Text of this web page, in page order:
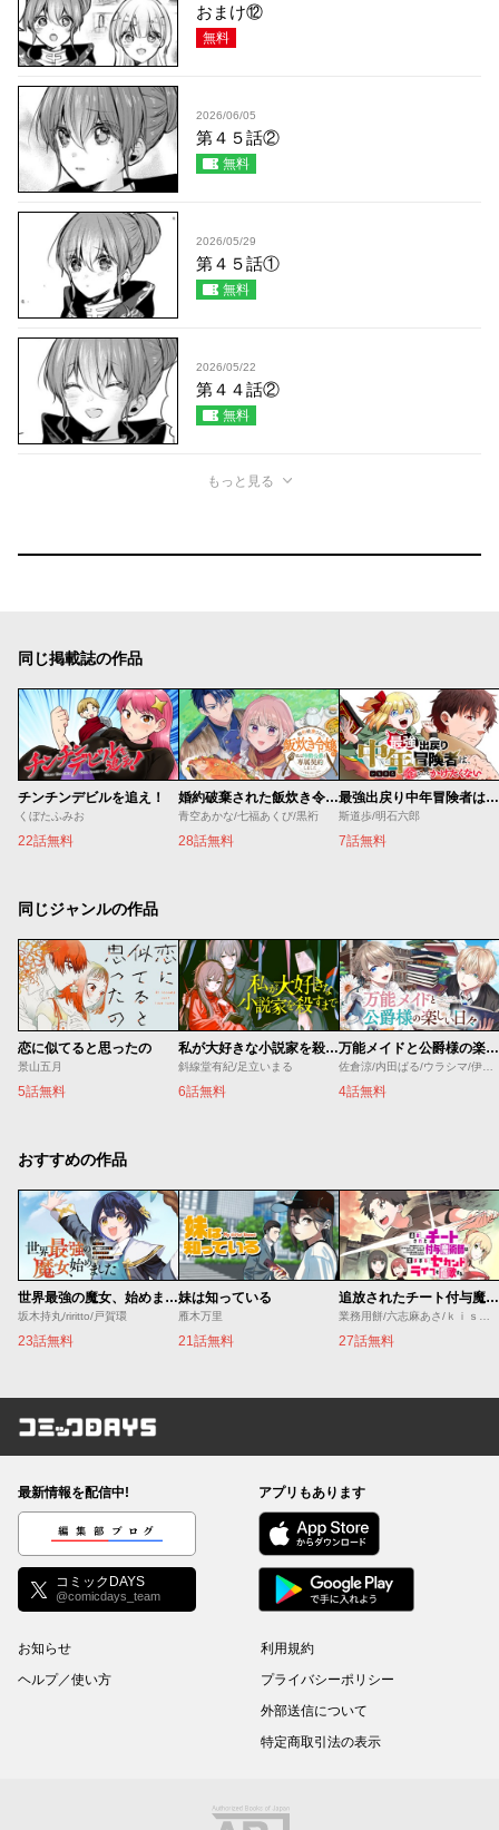
おまけ⑫
無料
2026/06/05
第４５話②
無料
2026/05/29
第４５話①
無料
2026/05/22
第４４話②
無料
もっと見る
同じ掲載誌の作品
チンチンデビルを追え！
くぼたふみお
22話無料
婚約破棄された飯炊き令嬢の私は冷酷公爵と専属契約しました～ですが胃袋を掴んだ結果、冷たかった公爵様がどんどん優しくなっています～
青空あかな/七福あくび/黒裄
28話無料
最強出戻り中年冒険者は、今さら命なんてかけたくない
斯道歩/明石六郎
7話無料
同じジャンルの作品
恋に似てると思ったの
景山五月
5話無料
私が大好きな小説家を殺すまで
斜線堂有紀/足立いまる
6話無料
万能メイドと公爵様の楽しい日々
4話無料
おすすめの作品
世界最強の魔女、始めました ～私だけ『攻略サイト』を見れる世界で自由に生きます～
坂木持丸/riritto/戸賀環
23話無料
妹は知っている
雁木万里
21話無料
追放されたチート付与魔術師は気ままなセカンドライフを謳歌する。 ～俺は武器だけじゃなく、あらゆるものに『強化ポイント』を付与できるし、俺の意思でいつでも効果を解除できるけど、残った人たち大丈夫？～
業務用餅/六志麻あさ/ｋｉｓｕｉ
27話無料
コミックDAYS
最新情報を配信中!
編集部ブログ
コミックDAYS
@comicdays_team
アプリもあります
お知らせ
ヘルプ／使い方
利用規約
プライバシーポリシー
外部送信について
特定商取引法の表示